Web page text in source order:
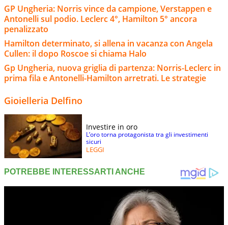
GP Ungheria: Norris vince da campione, Verstappen e
Antonelli sul podio. Leclerc 4°, Hamilton 5° ancora
penalizzato
Hamilton determinato, si allena in vacanza con Angela
Cullen: il dopo Roscoe si chiama Halo
Gp Ungheria, nuova griglia di partenza: Norris-Leclerc in
prima fila e Antonelli-Hamilton arretrati. Le strategie
Gioielleria Delfino
Investire in oro
L’oro torna protagonista tra gli investimenti
sicuri
LEGGI